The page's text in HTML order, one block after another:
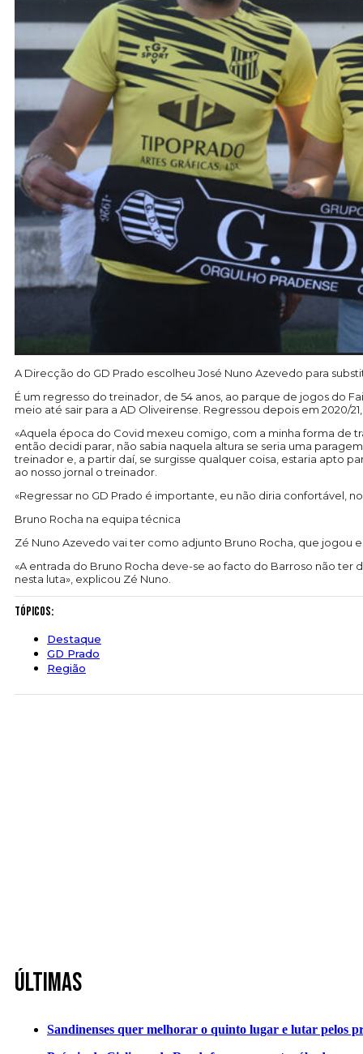
A Direcção do GD Prado escolheu José Nuno Azevedo para
É um regresso do treinador, de 54 anos, ao parque de jogos do
meio até sair para a AD Oliveirense. Regressou depois em 2020/
«Aquela época do Covid mexeu comigo, com a minha forma de
então decidi parar, não sabia naquela altura se seria uma
treinador e, a partir daí, se surgisse qualquer coisa, estaria apto
ao nosso jornal o treinador.
«Regressar no GD Prado é importante, eu não diria confortável,
Bruno Rocha na equipa técnica
Zé Nuno Azevedo vai ter como adjunto Bruno Rocha, que jogou
«A entrada do Bruno Rocha deve-se ao facto do Barroso não
nesta luta», explicou Zé Nuno.
Tópicos:
Destaque
GD Prado
Região
Últimas
Sandinenses quer melhorar o quinto lugar e lutar pelos